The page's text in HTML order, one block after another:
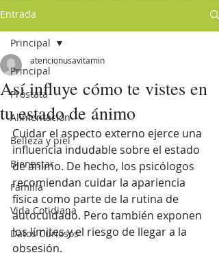
Entrada
Principal
Próstata
Alimentación
Belleza y piel
Bienestar
Familia
Vida Cotidiana
Datos Curiosos
Principal
Así influye cómo te vistes en
tu estado de ánimo
atencionusavitamin
Cuidar el aspecto externo ejerce una
influencia indudable sobre el estado
de ánimo. De hecho, los psicólogos
recomiendan cuidar la apariencia
física como parte de la rutina de
autocuidado. Pero también exponen
los límites y el riesgo de llegar a la
obsesión.